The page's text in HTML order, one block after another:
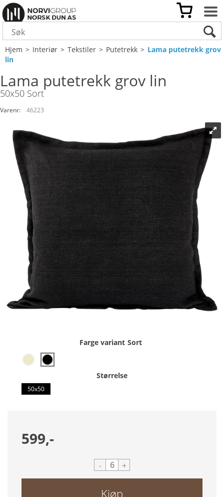
Hjem>Interiør>Tekstiler>Putetrekk>Lama putetrekk grov
lin
Lama putetrekk grov lin
50x50 Sort
Varenr: 46223
Farge variant Sort
Størrelse
50x50
599,-
- +
Kjøp